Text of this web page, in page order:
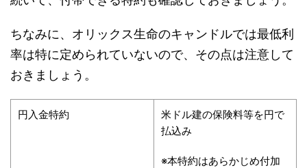
ちなみに、オリックス生命のキャンドルでは最低利
率は特に定められていないので、その点は注意して
おきましょう。
円入金特約
米ドル建の保険料等を円で
払込み
※本特約はあらかじめ付加